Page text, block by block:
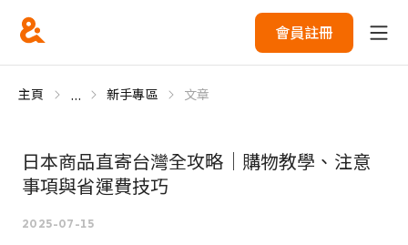
會員註冊
主頁 ... 新手專區 文章
日本商品直寄台灣全攻略｜購物教學、注意
事項與省運費技巧
2025-07-15